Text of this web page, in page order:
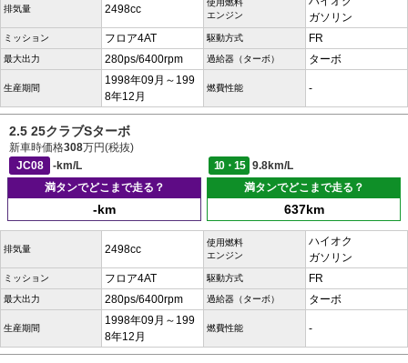
排気量 2498cc
使用燃料
エンジン
ガソリン
ミッション フロア4AT 駆動方式 FR
最大出力 280ps/6400rpm 過給器（ターボ） ターボ
生産期間
1998年09月～199
8年12月
燃費性能 -
2.5 25クラブSターボ
新車時価格308万円(税抜)
JC08
-km/L 10・15
9.8km/L
満タンでどこまで走る？
-km
満タンでどこまで走る？
637km
排気量 2498cc
使用燃料
エンジン
ハイオク
ガソリン
ミッション フロア4AT 駆動方式 FR
最大出力 280ps/6400rpm 過給器（ターボ） ターボ
生産期間
1998年09月～199
8年12月
燃費性能 -